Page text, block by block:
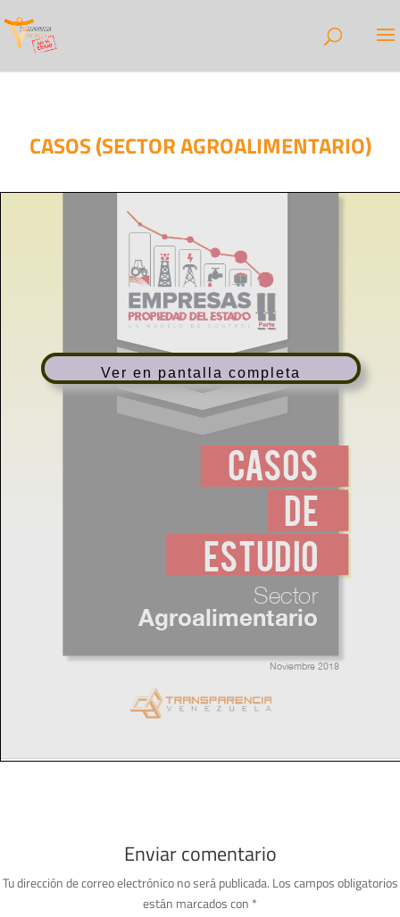
CASOS (SECTOR AGROALIMENTARIO)
Ver en pantalla completa
Enviar comentario
Tu dirección de correo electrónico no será publicada. Los campos obligatorios
están marcados con *